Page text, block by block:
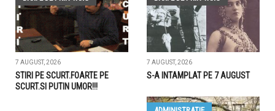
7 AUGUST, 2026
STIRI PE SCURT.FOARTE PE
SCURT.SI PUTIN UMOR!!!
7 AUGUST, 2026
S-A INTAMPLAT PE 7 AUGUST